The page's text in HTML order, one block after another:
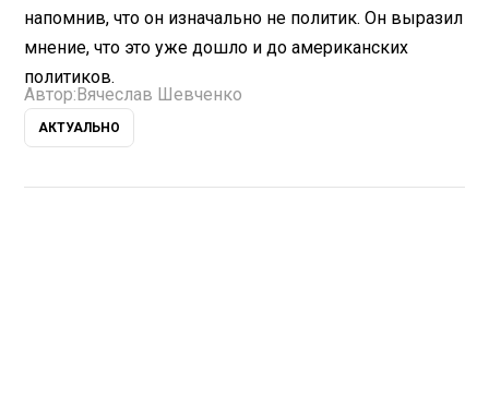
напомнив, что он изначально не политик. Он выразил
мнение, что это уже дошло и до американских
политиков.
Автор: Вячеслав Шевченко
АКТУАЛЬНО